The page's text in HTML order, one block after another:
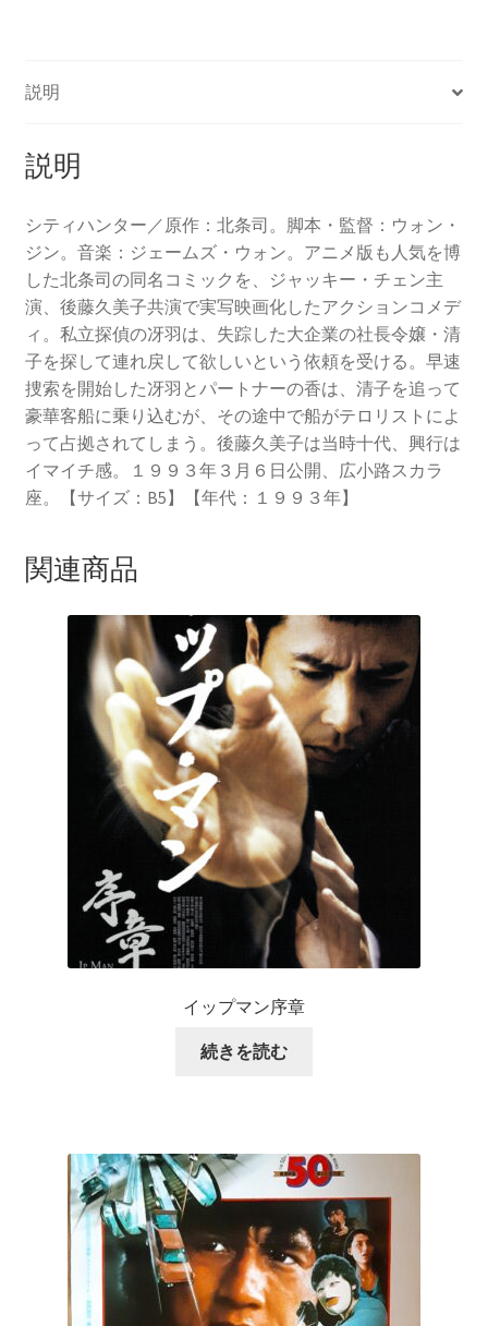
説明
説明
シティハンター／原作：北条司。脚本・監督：ウォン・
ジン。音楽：ジェームズ・ウォン。アニメ版も人気を博
した北条司の同名コミックを、ジャッキー・チェン主
演、後藤久美子共演で実写映画化したアクションコメデ
ィ。私立探偵の冴羽は、失踪した大企業の社長令嬢・清
子を探して連れ戻して欲しいという依頼を受ける。早速
捜索を開始した冴羽とパートナーの香は、清子を追って
豪華客船に乗り込むが、その途中で船がテロリストによ
って占拠されてしまう。後藤久美子は当時十代、興行は
イマイチ感。１９９３年３月６日公開、広小路スカラ
座。【サイズ：B5】【年代：１９９３年】
関連商品
イップマン序章
続きを読む